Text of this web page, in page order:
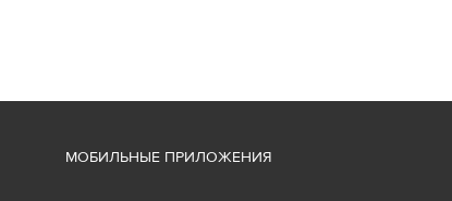
МОБИЛЬНЫЕ ПРИЛОЖЕНИЯ